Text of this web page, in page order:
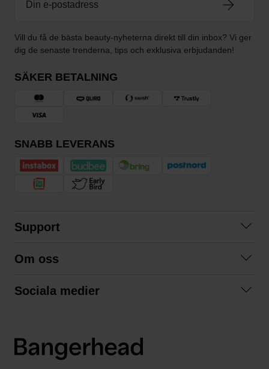
Vill du få de bästa beauty-nyheterna direkt till din inbox? Vi ger
dig de senaste trenderna, tips och exklusiva erbjudanden!
SÄKER BETALNING
SNABB LEVERANS
Support
Köpvillkor
Om oss
Våra fraktalternativ
Sociala medier
LinkedIn